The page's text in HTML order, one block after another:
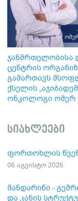
ჯანმრთელობისა
ცენტრის
გამართავს
ქსელის
ონკოლოგი ომერ
სიახლეები
ფორთოხლის
06 აგვისტო 2026
მანდარინი -
და კანის